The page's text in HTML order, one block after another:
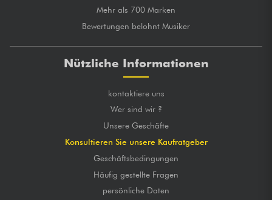
Mehr als 700 Marken
Bewertungen belohnt Musiker
Nützliche Informationen
kontaktiere uns
Wer sind wir ?
Unsere Geschäfte
Konsultieren Sie unsere Kaufratgeber
Geschäftsbedingungen
Häufig gestellte Fragen
persönliche Daten